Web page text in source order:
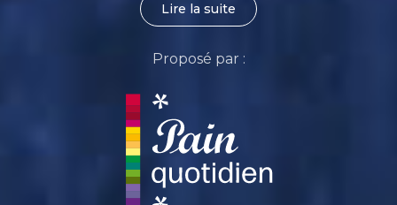
Lire la suite
Proposé par :